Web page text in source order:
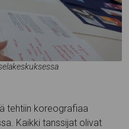
tehtiin koreografiaa
Kaikki tanssijat olivat